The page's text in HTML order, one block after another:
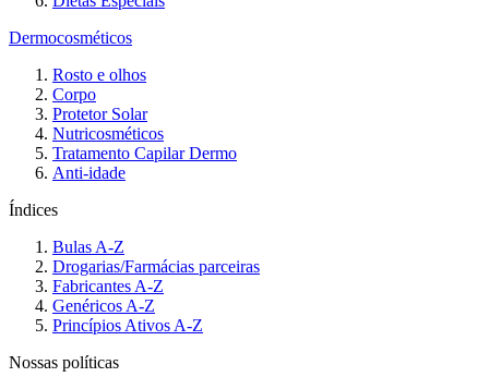
Dermocosméticos
Rosto e olhos
Corpo
Protetor Solar
Nutricosméticos
Tratamento Capilar Dermo
Anti-idade
Índices
Bulas A-Z
Drogarias/Farmácias parceiras
Fabricantes A-Z
Genéricos A-Z
Princípios Ativos A-Z
Nossas políticas